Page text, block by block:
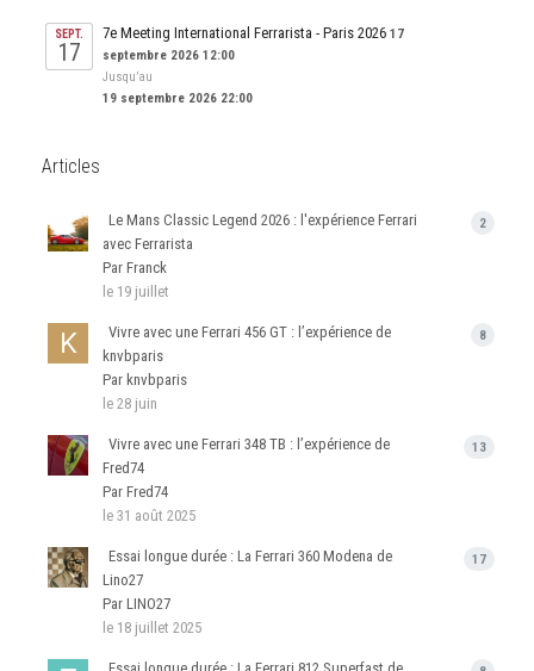
SEPT.
17
7e Meeting International Ferrarista - Paris 2026 17
septembre 2026 12:00
Jusqu’au
19 septembre 2026 22:00
Articles
2
Le Mans Classic Legend 2026 : l'expérience Ferrari
avec Ferrarista
Par Franck
le 19 juillet
8
Vivre avec une Ferrari 456 GT : l’expérience de
knvbparis
Par knvbparis
le 28 juin
13
Vivre avec une Ferrari 348 TB : l’expérience de
Fred74
Par Fred74
le 31 août 2025
17
Essai longue durée : La Ferrari 360 Modena de
Lino27
Par LINO27
le 18 juillet 2025